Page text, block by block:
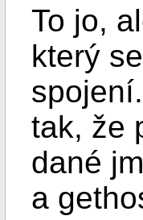
To jo,
který
tak, že
dané
a